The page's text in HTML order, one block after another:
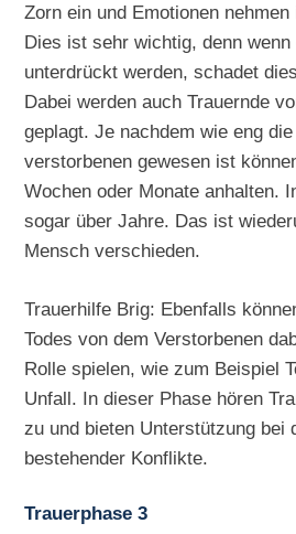
Zorn ein und Emotionen
Dies ist sehr wichtig, denn wenn
unterdrückt werden, schadet
Dabei werden auch Trauernde
geplagt. Je nachdem wie eng
verstorbenen gewesen ist
Wochen oder Monate anhalten.
sogar über Jahre. Das ist
Mensch verschieden.
Trauerhilfe Brig: Ebenfalls
Todes von dem Verstorbenen
Rolle spielen, wie zum Beispiel
Unfall. In dieser Phase hören
zu und bieten Unterstützung bei
bestehender Konflikte.
Trauerphase 3